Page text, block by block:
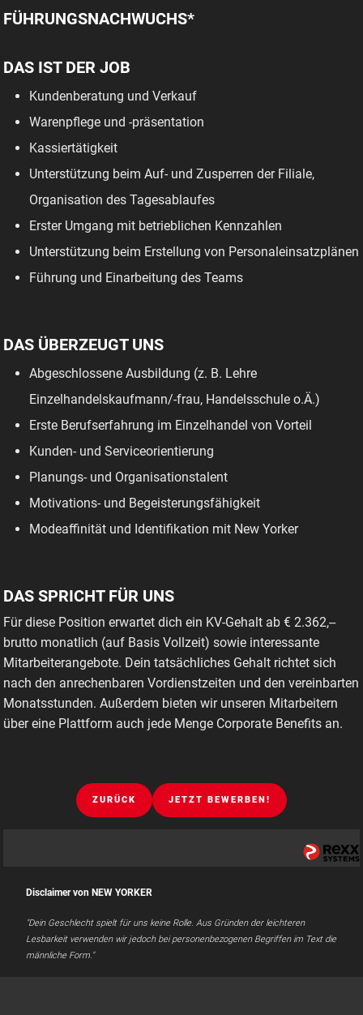
FÜHRUNGSNACHWUCHS*
DAS IST DER JOB
Kundenberatung und Verkauf
Warenpflege und -präsentation
Kassiertätigkeit
Unterstützung beim Auf- und Zusperren der Filiale,
Organisation des Tagesablaufes
Erster Umgang mit betrieblichen Kennzahlen
Unterstützung beim Erstellung von Personaleinsatzplänen
Führung und Einarbeitung des Teams
DAS ÜBERZEUGT UNS
Abgeschlossene Ausbildung (z. B. Lehre
Einzelhandelskaufmann/-frau, Handelsschule o.Ä.)
Erste Berufserfahrung im Einzelhandel von Vorteil
Kunden- und Serviceorientierung
Planungs- und Organisationstalent
Motivations- und Begeisterungsfähigkeit
Modeaffinität und Identifikation mit New Yorker
DAS SPRICHT FÜR UNS
Für diese Position erwartet dich ein KV-Gehalt ab € 2.362,--
brutto monatlich (auf Basis Vollzeit) sowie interessante
Mitarbeiterangebote. Dein tatsächliches Gehalt richtet sich
nach den anrechenbaren Vordienstzeiten und den vereinbarten
Monatsstunden. Außerdem bieten wir unseren Mitarbeitern
über eine Plattform auch jede Menge Corporate Benefits an.
ZURÜCK JETZT BEWERBEN!
Disclaimer von NEW YORKER
"Dein Geschlecht spielt für uns keine Rolle. Aus Gründen der leichteren
Lesbarkeit verwenden wir jedoch bei personenbezogenen Begriffen im Text die
männliche Form."